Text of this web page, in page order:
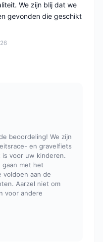
We zijn blij dat we
gevonden die geschikt
beoordeling! We zijn
en gravelfiets
voor uw kinderen.
met het
voldoen aan de
Aarzel niet om
voor andere